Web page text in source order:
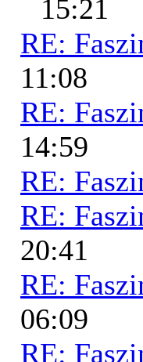
15:21
RE:
11:08
RE:
14:59
RE:
RE:
20:41
RE:
06:09
RE: